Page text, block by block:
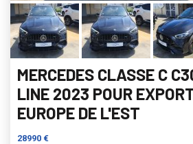
MERCEDES CLASSE C
LINE 2023 POUR
EUROPE DE L'EST
28990 €